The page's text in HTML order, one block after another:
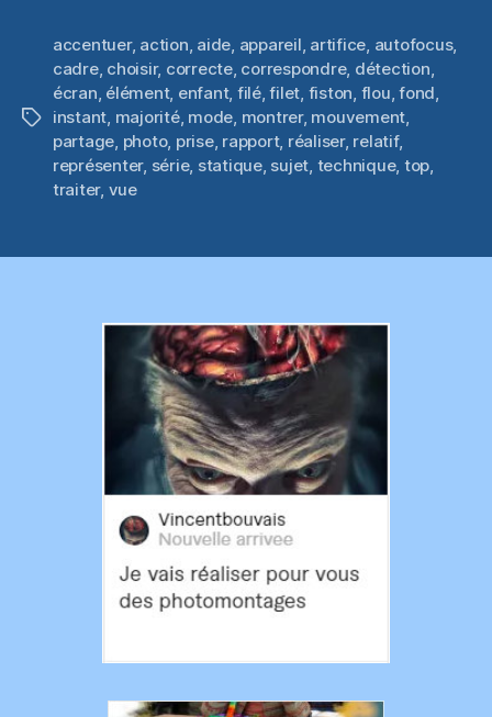
Étiquettes
accentuer, action aide appareil artifice autofocus,
cadre, choisir, correcte, correspondre, détection
écran élément, enfant, filé,filet fiston flou ,fond
instant majorité, mode montrer, mouvement
partage photo, prise, rapport, réaliser, relatif,
représenter, série, statique, sujet technique, top
traiter, vue